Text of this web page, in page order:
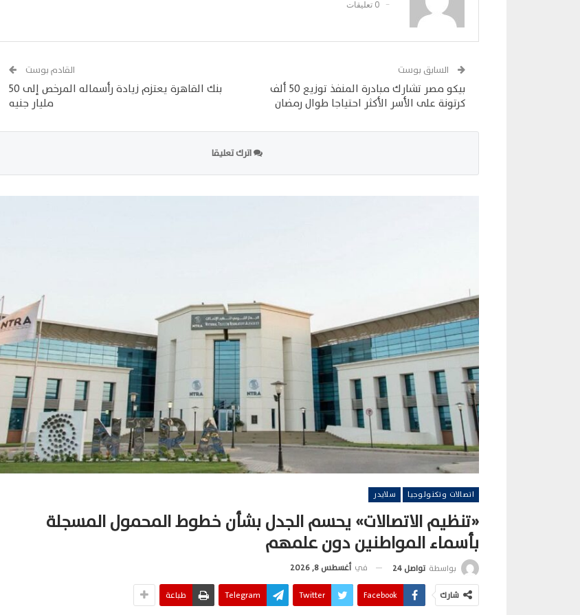
0 تعليقات
السابق بوست
بيكو مصر تشارك مبادرة المنفذ توزيع 50 ألف
كرتونة على الأسر الأكثر احتياجا طوال رمضان
القادم بوست
بنك القاهرة يعتزم زيادة رأسماله المرخص إلى 50
مليار جنيه
اترك تعليقا
اتصالات وتكنولوجيا سلايدر
«تنظيم الاتصالات» يحسم الجدل بشأن خطوط المحمول المسجلة
بأسماء المواطنين دون علمهم
بواسطة تواصل 24 في أغسطس 8, 2026
شارك Facebook
Twitter
Telegram طباعة